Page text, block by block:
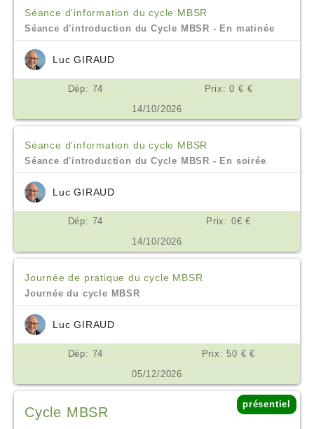
Séance d'information du cycle MBSR
Séance d'introduction du Cycle MBSR - En matinée
Luc GIRAUD
Dép: 74
Prix: 0 € €
14/10/2026
Séance d'information du cycle MBSR
Séance d'introduction du Cycle MBSR - En soirée
Luc GIRAUD
Dép: 74
Prix: 0€ €
14/10/2026
Journée de pratique du cycle MBSR
Journée du cycle MBSR
Luc GIRAUD
Dép: 74
Prix: 50 € €
05/12/2026
Cycle MBSR
présentiel